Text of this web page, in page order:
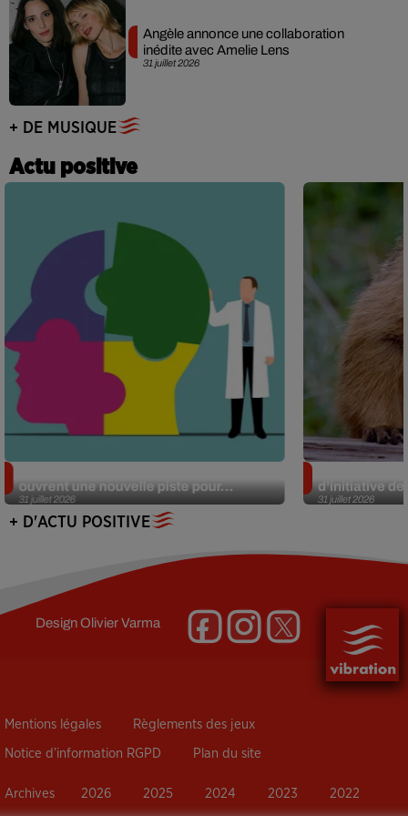
31 juillet 2026
Angèle annonce une collaboration
inédite avec Amelie Lens
+ DE MUSIQUE
Actu positive
31 juillet 2026
ouvrent une nouvelle piste pour...
31 juillet 2026
d’initiative
+ D'ACTU POSITIVE
DesignOlivier Varma
Mentions légales Règlements des jeux
Notice d’information RGPD Plan du site
Archives 2026 2025 2024 2023 2022